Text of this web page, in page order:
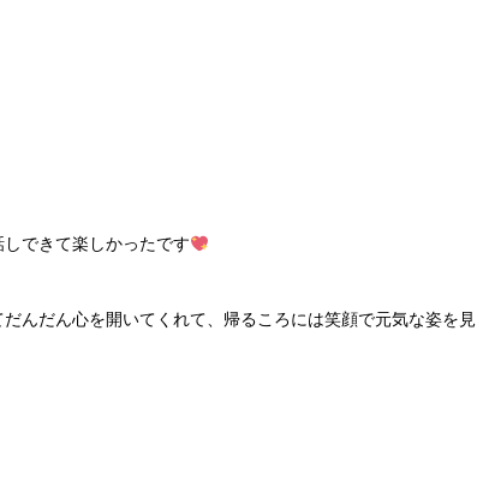
できて楽しかったです
んだん心を開いてくれて、帰るころには笑顔で元気な姿を見